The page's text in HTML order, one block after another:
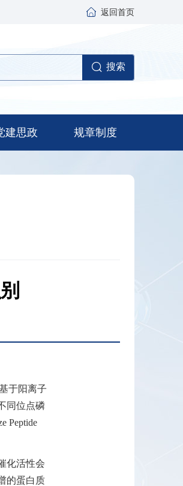
返回首页
搜索
建思政 规章制度
于阳离子
同位点磷
Peptide
化活性会
的蛋白质